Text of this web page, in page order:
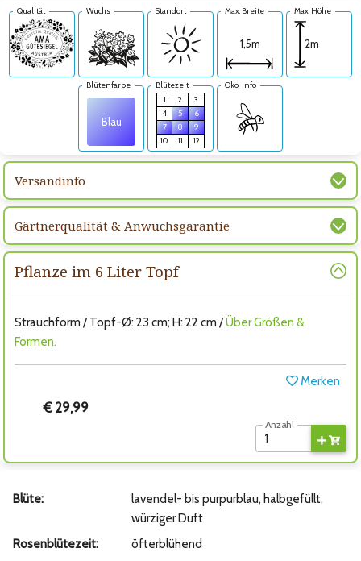
Qualität Wuchs Standort Max. Breite
1,5m
Max. Höhe
2m
Blütenfarbe
Blau
Blütezeit
1
2
3
4
5
6
7
8
9
10
11 12
Öko-Info
Versandinfo
Gärtnerqualität & Anwuchsgarantie
Pflanze im 6 Liter Topf
Strauchform / Topf-Ø: 23 cm; H: 22 cm /Über Größen &
Formen.
Merken
€ 29,99
Anzahl
Blüte:
lavendel- bis purpurblau, halbgefüllt,
würziger Duft
Rosenblütezeit:
öfterblühend